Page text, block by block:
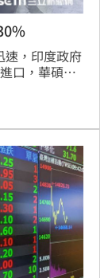
速，印度政府
口，華碩
寬鬆，跟政
逐步增加在地
貴，但不用6